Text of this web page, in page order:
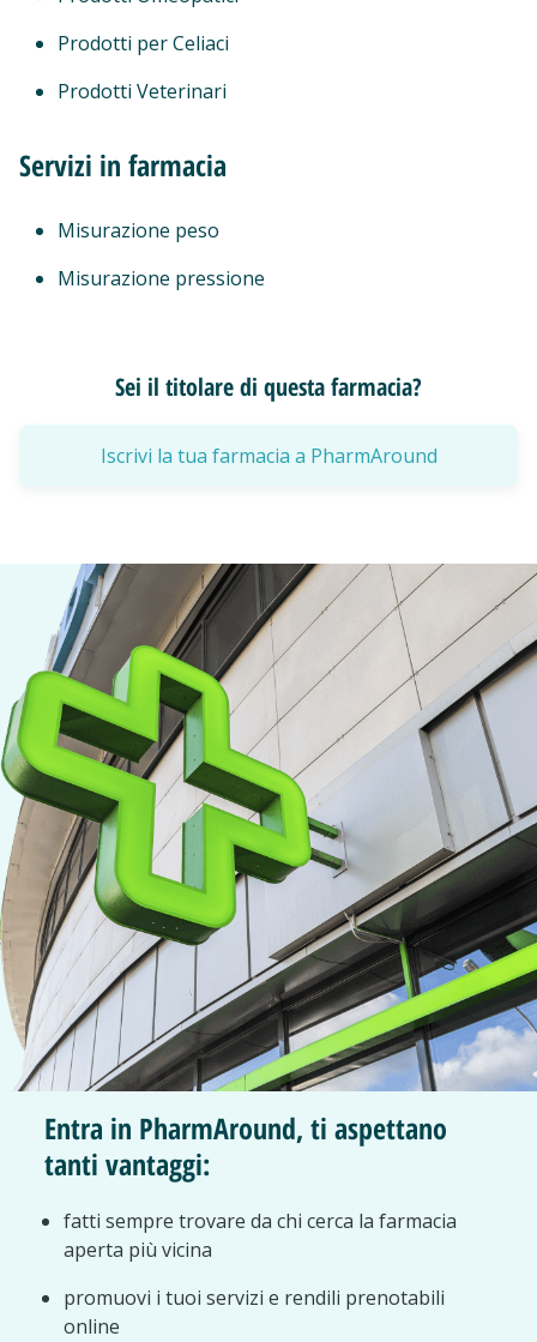
Prodotti per Celiaci
Prodotti Veterinari
Servizi in farmacia
Misurazione peso
Misurazione pressione
Sei il titolare di questa farmacia?
Iscrivi la tua farmacia a PharmAround
Entra in PharmAround, ti aspettano
tanti vantaggi:
fatti sempre trovare da chi cerca la farmacia
aperta più vicina
promuovi i tuoi servizi e rendili prenotabili
online